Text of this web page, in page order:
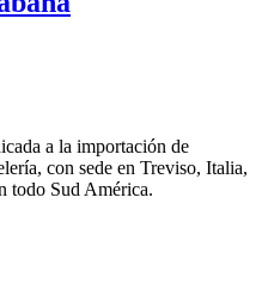
a la importación de
con sede en Treviso, Italia,
todo Sud América.